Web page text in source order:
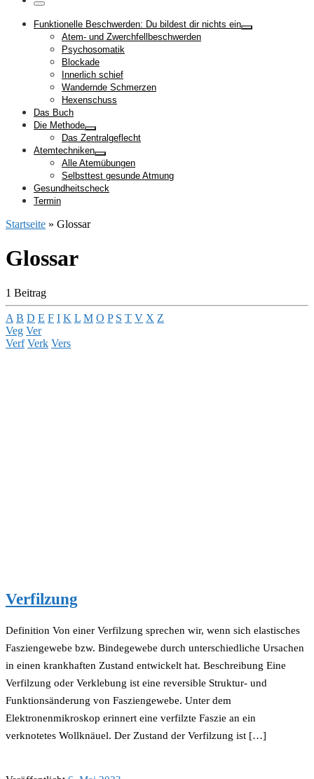
Menü
Funktionelle Beschwerden: Du bildest dir nichts ein
Atem- und Zwerchfellbeschwerden
Psychosomatik
Blockade
Innerlich schief
Wandernde Schmerzen
Hexenschuss
Das Buch
Die Methode
Das Zentralgeflecht
Atemtechniken
Alle Atemübungen
Selbsttest gesunde Atmung
Gesundheitscheck
Termin
Startseite » Glossar
Glossar
1 Beitrag
A B D E F I K L M O P S T V X Z
Veg Ver
Verf Verk Vers
Verfilzung
Definition Von einer Verfilzung sprechen wir, wenn sich elastisches
Fasziengewebe bzw. Bindegewebe durch unterschiedliche Ursachen
in einen krankhaften Zustand entwickelt hat. Beschreibung Eine
Verfilzung oder Verklebung ist eine reversible Struktur- und
Funktionsänderung von Fasziengewebe. Unter dem
Elektronenmikroskop erinnert eine verfilzte Faszie an ein
verknotetes Wollknäuel. Der Zustand der Verfilzung ist […]